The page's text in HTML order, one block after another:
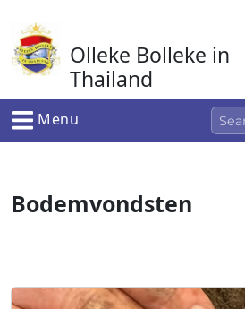
naar
de
inhoud
Olleke Bolleke in
Thailand
In Thailand
Menu
Bodemvondsten